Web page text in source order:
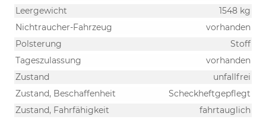
Leergewicht
1548 kg
Nichtraucher-Fahrzeug
vorhanden
Polsterung
Stoff
Tageszulassung
vorhanden
Zustand
unfallfrei
Zustand, Beschaffenheit
Scheckheftgepflegt
Zustand, Fahrfähigkeit
fahrtauglich